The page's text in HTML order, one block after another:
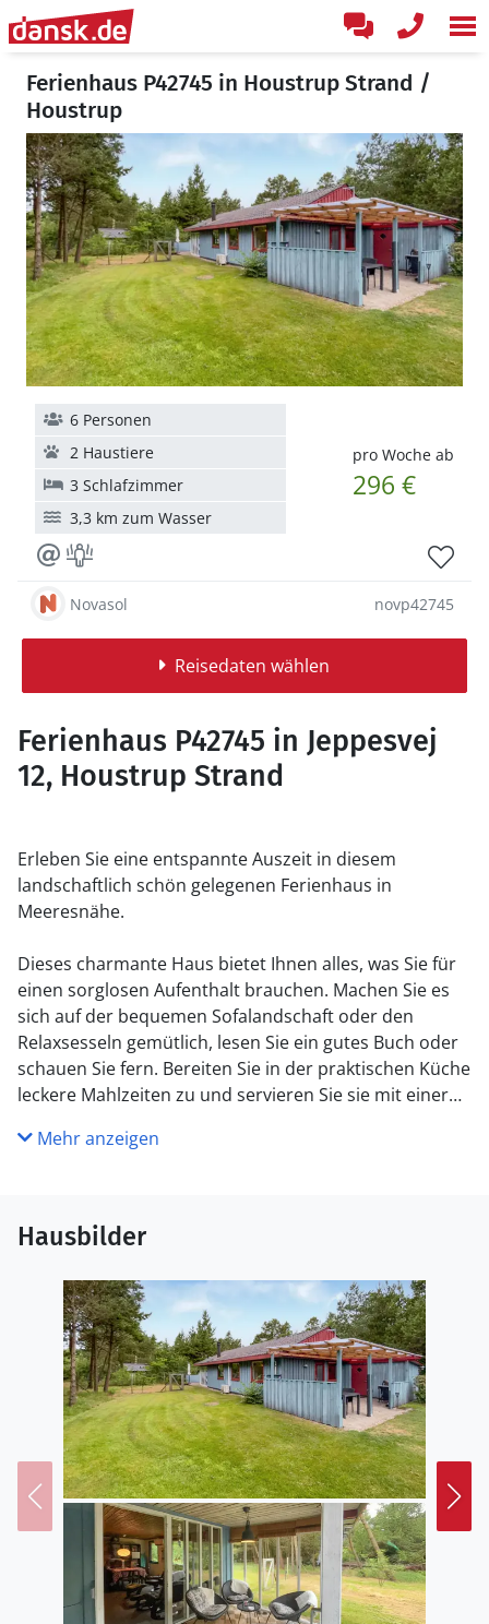
Ferienhaus P42745 in Houstrup Strand /
Houstrup
pro Woche ab
296 €
6 Personen
2 Haustiere
3 Schlafzimmer
3,3 km zum Wasser
Novasol novp42745
Reisedaten wählen
Ferienhaus P42745 in Jeppesvej
12, Houstrup Strand
Erleben Sie eine entspannte Auszeit in diesem
landschaftlich schön gelegenen Ferienhaus in
Meeresnähe.
Dieses charmante Haus bietet Ihnen alles, was Sie für
einen sorglosen Aufenthalt brauchen. Machen Sie es
sich auf der bequemen Sofalandschaft oder den
Relaxsesseln gemütlich, lesen Sie ein gutes Buch oder
schauen Sie fern. Bereiten Sie in der praktischen Küche
leckere Mahlzeiten zu und servieren Sie sie mit einer
sich mit einer Tasse Kaffee in der Sonne gemütlich und
genießen Sie die ruhige Atmosphäre. Für Kinder gibt es
eine Schaukel und einen Sandkasten – ideal zum
Spielen und Austoben an der frischen Luft. Am Abend
sorgt der Grill für ein leckeres Mahl, während Sie den
Tag beim Plaudern und Geschichtenerzählen
ausklingen lassen.
Entdecken Sie die Wälder und Dünenlandschaften
rund um Houstrup bei ausgedehnten Spaziergängen
oder Radtouren. Unternehmen Sie einen Ausflug zum
nahen Sandstrand und genießen Sie das Rauschen des
Meeres und die frische Luft. In der Umgebung laden
kleine Hofläden, Cafés und Kunsthandwerker zum
Verweilen und Stöbern ein.
Mehr anzeigen
Hausbilder